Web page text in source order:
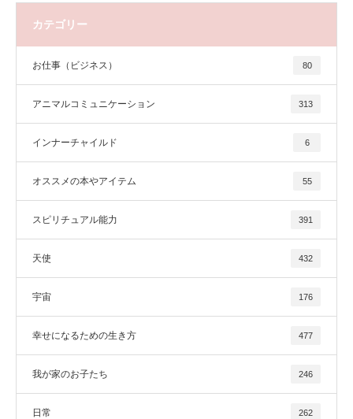
カテゴリー
お仕事（ビジネス） 80
アニマルコミュニケーション 313
インナーチャイルド 6
オススメの本やアイテム 55
スピリチュアル能力 391
天使 432
宇宙 176
幸せになるための生き方 477
我が家のお子たち 246
日常 262